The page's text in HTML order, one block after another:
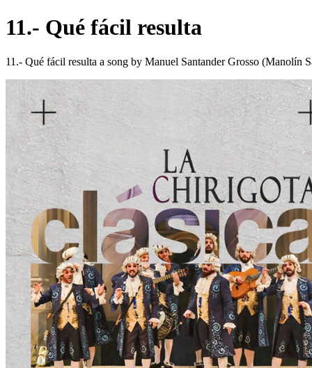
11.- Qué fácil resulta
11.- Qué fácil resulta a song by Manuel Santander Grosso (Manolín